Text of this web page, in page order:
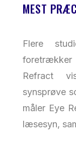
MEST
Flere
Refract
synsprøve
måler Eye
læsesyn,